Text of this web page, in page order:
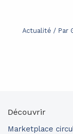
Actualité / Par
Découvrir
Marketplace